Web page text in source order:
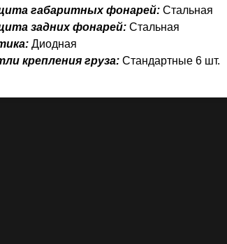
габаритных фонарей: Стальная
задних фонарей: Стальная
Диодная
крепления груза: Стандартные 6 шт.